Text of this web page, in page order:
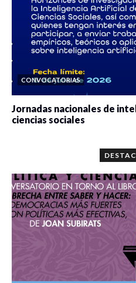
CONVOCATORIAS
Jornadas nacionales de
ciencias sociales